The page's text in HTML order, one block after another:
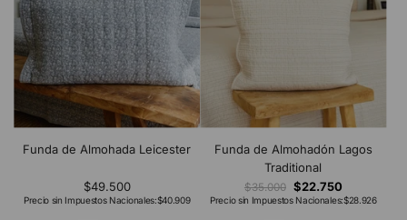
Funda de Almohada Leicester
$49.500
Precio sin Impuestos Nacionales:$40.909
Funda de Almohadón Lagos
Traditional
$35.000 $22.750
Precio sin Impuestos Nacionales:$28.926